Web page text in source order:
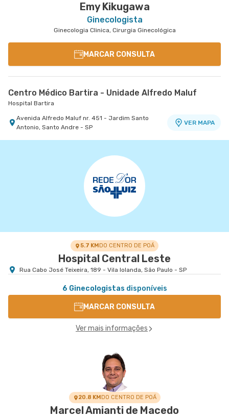
Emy Kikugawa
Ginecologista
Ginecologia Clinica, Cirurgia Ginecológica
MARCAR CONSULTA
Centro Médico Bartira - Unidade Alfredo Maluf
Hospital Bartira
Avenida Alfredo Maluf nr. 451 - Jardim Santo
Antonio, Santo Andre - SP
VER MAPA
5.7 KMDO CENTRO DE POÁ
Hospital Central Leste
Rua Cabo José Teixeira, 189 - Vila Iolanda, São Paulo - SP
6 Ginecologistas disponíveis
MARCAR CONSULTA
Ver mais informações
20.8 KMDO CENTRO DE POÁ
Marcel Amianti de Macedo